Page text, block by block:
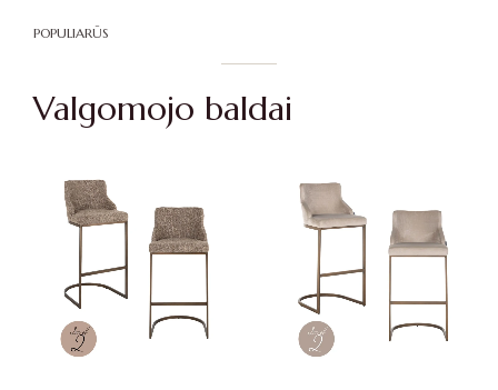
POPULIARŪS
Valgomojo baldai